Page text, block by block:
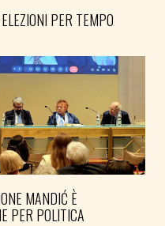
PER TEMPO
MANDIĆ È
PER POLITICA